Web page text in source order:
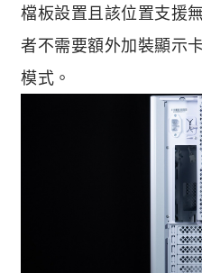
檔板設置且該位置支援
者不需要額外加裝顯示
模式。